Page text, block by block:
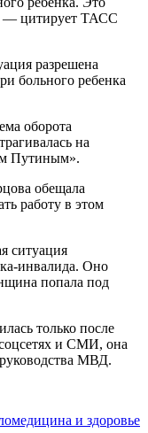
— цитирует ТАСС
разрешена
больного ребенка
оборота
на
Путиным».
обещала
работу в этом
ситуация
инвалида. Оно
попала под
только после
соцсетях и СМИ, она
МВД.
медицина и здоровье